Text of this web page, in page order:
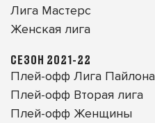
Лига Мастерс
Женская лига
СЕЗОН 2021-22
Плей-офф Лига Пайлона
Плей-офф Вторая лига
Плей-офф Женщины